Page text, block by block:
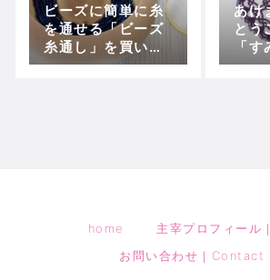
ビーズに簡単に糸
を通せる「ビーズ
糸通し」を買いま
した
あけ
とう
「
ー」
home
主宰プロフィール
お問い合わせ｜Contact